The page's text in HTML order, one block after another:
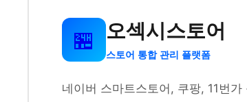
🏪 오섹시스토어
스토어 통합 관리 플랫폼
네이버 스마트스토어, 쿠팡, 11번